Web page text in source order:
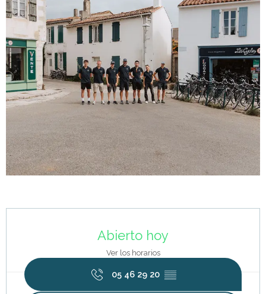
Abierto hoy
Ver los horarios
05 46 29 20 ▒▒